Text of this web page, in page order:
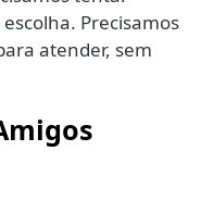
Precisamos
atender, sem